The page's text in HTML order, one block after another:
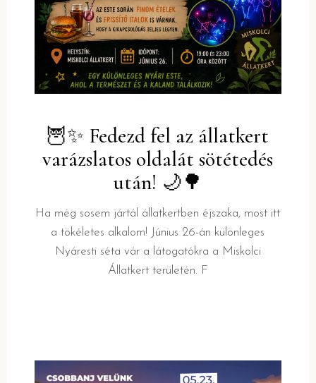
🦉✨ Fedezd fel az állatkert
varázslatos oldalát sötétedés
után! 🌙🌳
Ha még sosem jártál állatkertben éjszaka, most itt
a tökéletes alkalom! Június 26-án különleges
Nyáresti séta vár a látogatókra a Miskolci
Állatkert területén. F